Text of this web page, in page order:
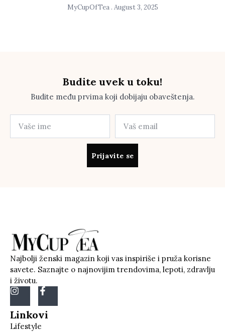
MyCupOfTea August 3, 2025
Budite uvek u toku!
Budite među prvima koji dobijaju obaveštenja.
Prijavite se
Najbolji ženski magazin koji vas inspiriše i pruža korisne
savete. Saznajte o najnovijim trendovima, lepoti, zdravlju
i životu.
Linkovi
Lifestyle